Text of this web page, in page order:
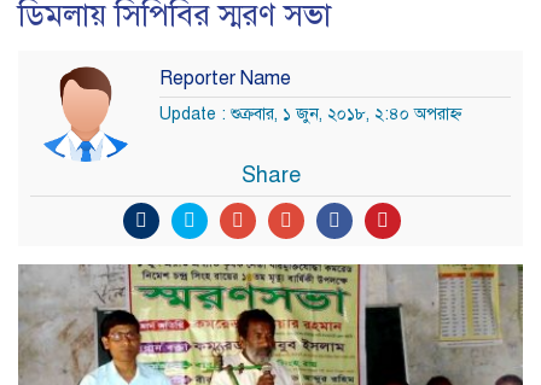
ডিমলায় সিপিবির স্মরণ সভা
Reporter Name
Update : শুক্রবার, ১ জুন, ২০১৮, ২:৪০ অপরাহ্ণ
Share